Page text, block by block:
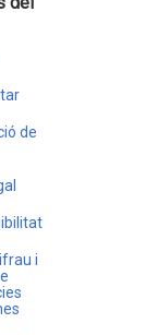
de
i